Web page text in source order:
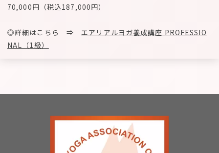
70,000円（税込187,000円）
◎詳細はこちら ⇒エアリアルヨガ養成講座 PROFESSIO
NAL（1級）